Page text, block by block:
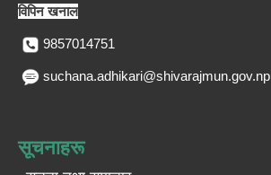
विपिन खनाल
9857014751
suchana.adhikari@shivarajmun.gov.np
सूचनाहरू